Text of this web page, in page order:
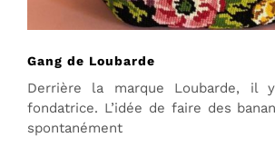
Gang de Loubarde
Derrière la marque Loubarde, il
fondatrice. L’idée de faire des
spontanément